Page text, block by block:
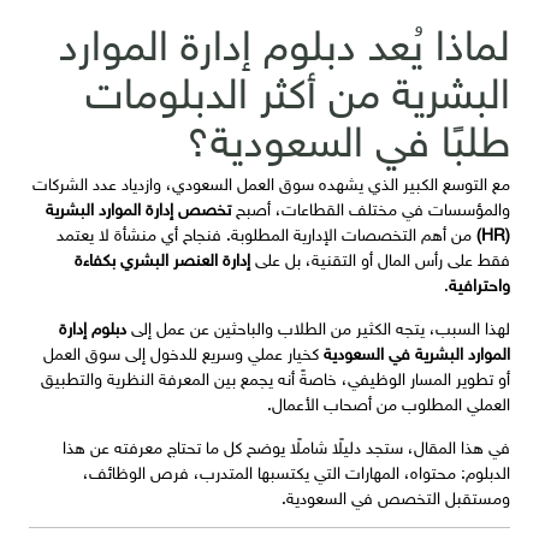
لماذا يُعد دبلوم إدارة الموارد
البشرية من أكثر الدبلومات
طلبًا في السعودية؟
مع التوسع الكبير الذي يشهده سوق العمل السعودي، وازدياد عدد الشركات
والمؤسسات في مختلف القطاعات، أصبحتخصص إدارة الموارد البشرية
(HR)
من أهم التخصصات الإدارية المطلوبة. فنجاح أي منشأة لا يعتمد
فقط على رأس المال أو التقنية، بل علىإدارة العنصر البشري بكفاءة
واحترافية.
لهذا السبب، يتجه الكثير من الطلاب والباحثين عن عمل إلىدبلوم إدارة
الموارد البشرية في السعوديةكخيار عملي وسريع للدخول إلى سوق العمل
أو تطوير المسار الوظيفي، خاصةً أنه يجمع بين المعرفة النظرية والتطبيق
العملي المطلوب من أصحاب الأعمال.
في هذا المقال، ستجد دليلًا شاملًا يوضح كل ما تحتاج معرفته عن هذا
الدبلوم: محتواه، المهارات التي يكتسبها المتدرب، فرص الوظائف،
ومستقبل التخصص في السعودية.